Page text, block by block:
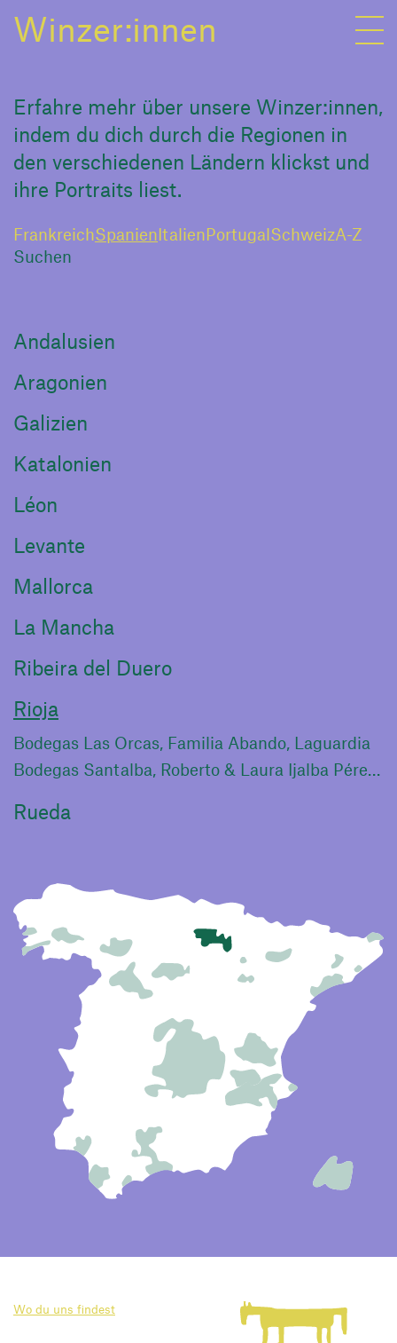
Winzer:innen
Erfahre mehr über unsere Winzer:innen,
indem du dich durch die Regionen in
den verschiedenen Ländern klickst und
ihre Portraits liest.
FrankreichSpanienItalienPortugalSchweizA-Z
Andalusien
Aragonien
Galizien
Katalonien
Léon
Levante
Mallorca
La Mancha
Ribeira del Duero
Rioja
Bodegas Las Orcas, Familia Abando, Laguardia
Bodegas Santalba, Roberto & Laura Ijalba Pérez, Gimileo
Rueda
Wo du uns findest